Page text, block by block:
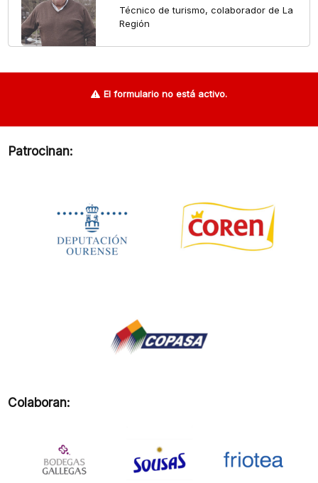
Técnico de turismo, colaborador de La
Región
El formulario no está activo.
Patrocinan:
Colaboran: